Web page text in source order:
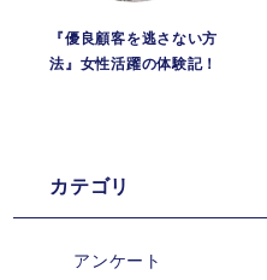
『優良顧客を逃さない方
法』女性活躍の体験記！
カテゴリ
アンケート